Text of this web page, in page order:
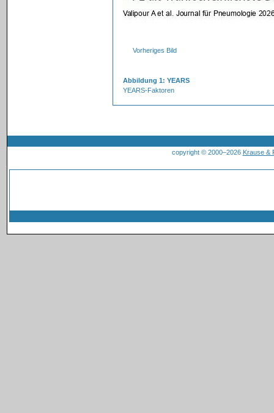
Vorheriges Bild
Abbildung 1: YEARS
YEARS-Faktoren
copyright © 2000–2026 Krause &